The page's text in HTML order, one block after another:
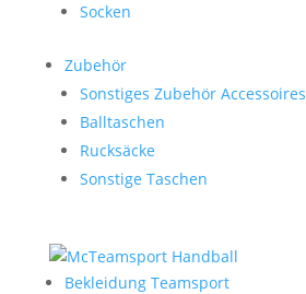
Socken
Zubehör
Sonstiges Zubehör Accessoires
Balltaschen
Rucksäcke
Sonstige Taschen
Bekleidung Teamsport